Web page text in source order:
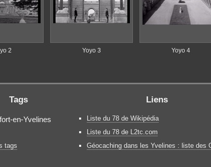
2 Yoyo 3 Yoyo 4
Tags
en-Yvelines
tags
Liens
Liste du 78 de Wikipédia
Liste du 78 de L2tc.com
Géocaching dans les Yvelines : liste des